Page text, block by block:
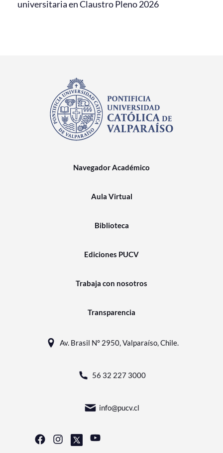
universitaria en Claustro Pleno 2026
Navegador Académico
Aula Virtual
Biblioteca
Ediciones PUCV
Trabaja con nosotros
Transparencia
Av. Brasil N° 2950, Valparaíso, Chile.
56 32 227 3000
info@pucv.cl